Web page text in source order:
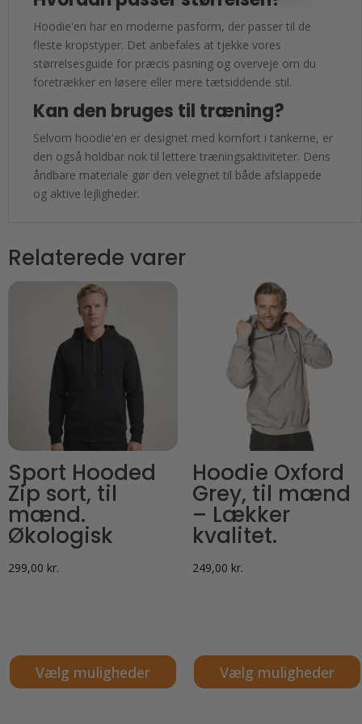
Hoodie'en har en moderne pasform, der passer til de
fleste kropstyper. Det anbefales at tjekke vores
størrelsesguide for præcis pasning og overveje om du
foretrækker en løsere eller mere tætsiddende stil.
Kan den bruges til træning?
Selvom hoodie'en er designet med komfort i tankerne, er
den også holdbar nok til lettere træningsaktiviteter. Dens
åndbare materiale gør den velegnet til både afslappede
og aktive lejligheder.
Relaterede varer
Sport Hooded
Zip sort, til
mænd.
Økologisk
299,00 kr.
Vælg muligheder
Hoodie Oxford
Grey, til mænd
– Lækker
kvalitet.
249,00 kr.
Vælg muligheder